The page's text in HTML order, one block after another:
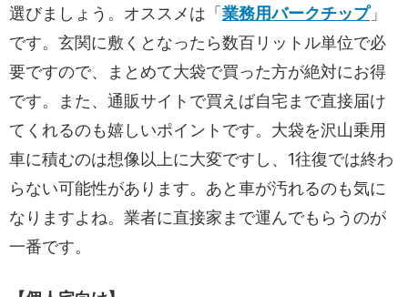
選びましょう。オススメは「 業務用バークチップ」
です。玄関に敷くとなったら数百リットル単位で必
要ですので、まとめて大袋で買った方が絶対にお得
です。また、通販サイトで買えば自宅まで直接届け
てくれるのも嬉しいポイントです。大袋を沢山乗用
車に積むのは想像以上に大変ですし、1往復では終わ
らない可能性があります。あと車が汚れるのも気に
なりますよね。業者に直接家まで運んでもらうのが
一番です。